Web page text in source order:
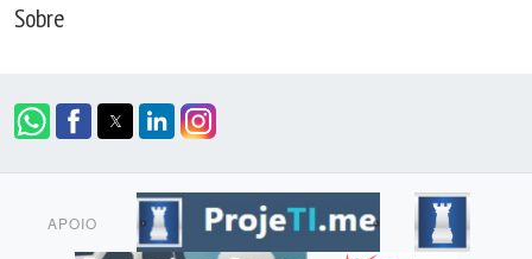
Sobre
APOIO